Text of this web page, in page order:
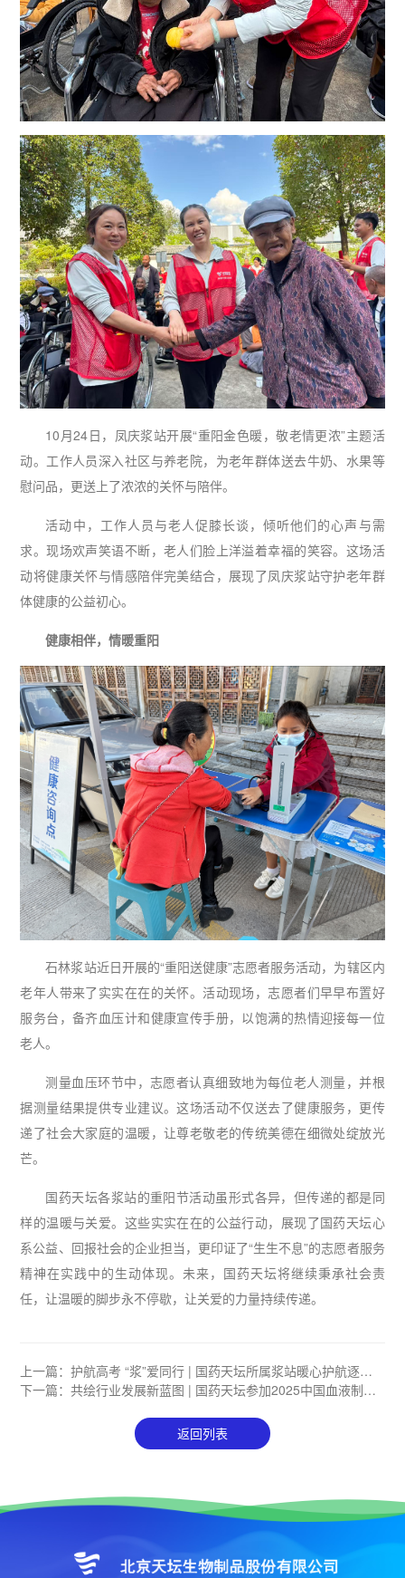
10月24日，凤庆浆站开展“重阳金色暖，敬老情更浓”主题活
动。工作人员深入社区与养老院，为老年群体送去牛奶、水果等
慰问品，更送上了浓浓的关怀与陪伴。
活动中，工作人员与老人促膝长谈，倾听他们的心声与需
求。现场欢声笑语不断，老人们脸上洋溢着幸福的笑容。这场活
动将健康关怀与情感陪伴完美结合，展现了凤庆浆站守护老年群
体健康的公益初心。
健康相伴，情暖重阳
石林浆站近日开展的“重阳送健康”志愿者服务活动，为辖区内
老年人带来了实实在在的关怀。活动现场，志愿者们早早布置好
服务台，备齐血压计和健康宣传手册，以饱满的热情迎接每一位
老人。
测量血压环节中，志愿者认真细致地为每位老人测量，并根
据测量结果提供专业建议。这场活动不仅送去了健康服务，更传
递了社会大家庭的温暖，让尊老敬老的传统美德在细微处绽放光
芒。
国药天坛各浆站的重阳节活动虽形式各异，但传递的都是同
样的温暖与关爱。这些实实在在的公益行动，展现了国药天坛心
系公益、回报社会的企业担当，更印证了“生生不息”的志愿者服务
精神在实践中的生动体现。未来，国药天坛将继续秉承社会责
任，让温暖的脚步永不停歇，让关爱的力量持续传递。
上一篇：护航高考 “浆”爱同行 | 国药天坛所属浆站暖心护航逐梦
路
返回列表
下一篇：共绘行业发展新蓝图 | 国药天坛参加2025中国血液制品